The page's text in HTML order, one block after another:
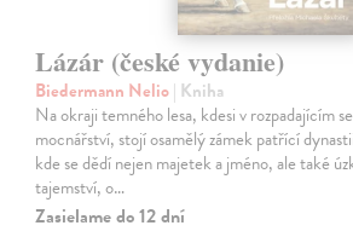
Lázár (české vydanie)
Biedermann Nelio| Kniha
Na okraji temného lesa, kdesi v rozpadajícím
mocnářství, stojí osamělý zámek patřící
kde se dědí nejen majetek a jméno, ale také
tajemství, o…
Zasielame do 12 dní